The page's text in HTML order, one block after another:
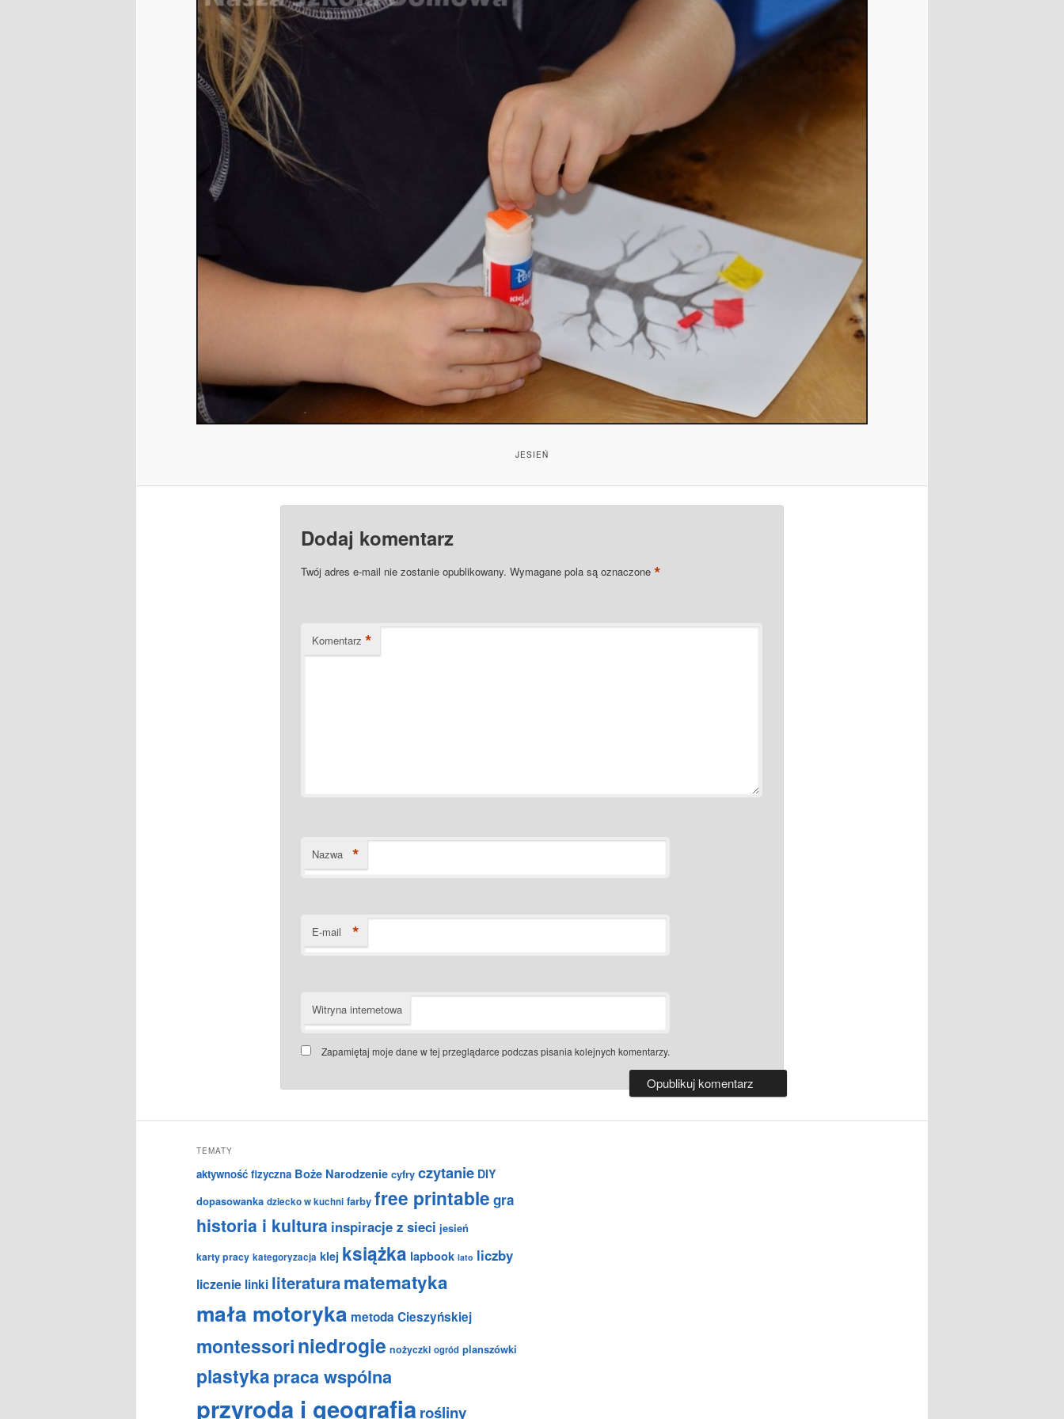
JESIEŃ
Dodaj komentarz
Twój adres e-mail nie zostanie opublikowany. Wymagane pola są oznaczone *
Komentarz *
Nazwa *
E-mail *
Witryna internetowa
Zapamiętaj moje dane w tej przeglądarce podczas pisania kolejnych komentarzy.
TEMATY
aktywność fizyczna Boże Narodzenie cyfry czytanie DIY
dopasowanka dziecko w kuchni farby free printable gra
historia i kultura inspiracje z sieci jesień
karty pracy kategoryzacja klej książka lapbook lato liczby
liczenie linki literaturamatematyka
mała motoryka metoda Cieszyńskiej
montessoriniedrogie nożyczki ogród planszówki
plastykapraca wspólna
przyroda i geografiarośliny